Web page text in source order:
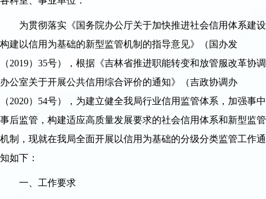
为贯彻落实《国务院办公厅关于加快推进社会信用体系建设
构建以信用为基础的新型监管机制的指导意见》（国办发
（2019）35号），根据《吉林省推进职能转变和放管服改革协调
办公室关于开展公共信用综合评价的通知》（吉政协调办
（2020）54号），为建立健全我局行业信用监管体系，加强事中
事后监管，构建适应高质量发展要求的社会信用体系和新型监管
机制，现就在我局全面开展以信用为基础的分级分类监管工作通
知如下：
一、工作要求